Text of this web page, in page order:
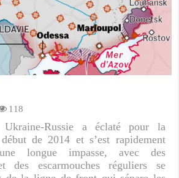
118
Russie a éclaté pour la
de 2014 et s’est rapidement
longue impasse, avec des
des escarmouches réguliers se